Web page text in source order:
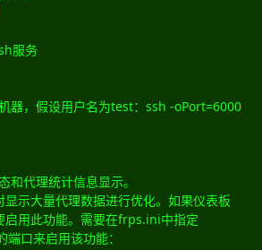
服务
器，假设用户名为test：ssh -oPort=6000
代理统计信息显示。
显示大量代理数据进行优化。如果仪表板
启用此功能。需要在frps.ini中指定
口来启用该功能：